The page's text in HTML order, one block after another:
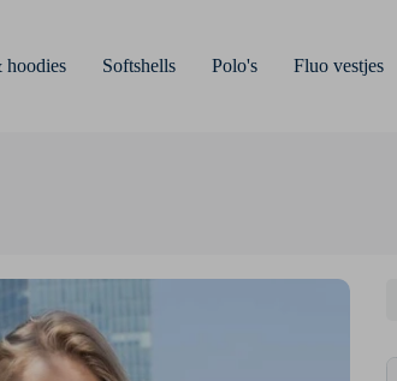
hoodies Softshells Polo's Fluo vestjes